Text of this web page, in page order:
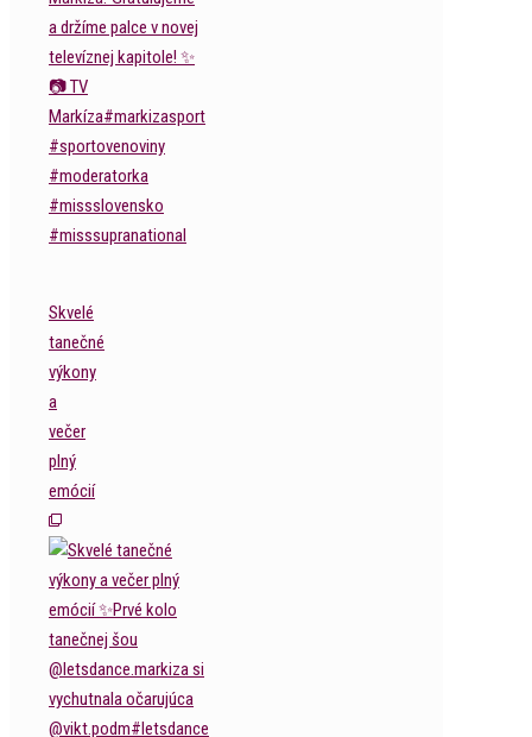
Skvelé
tanečné
výkony
a
večer
plný
emócií